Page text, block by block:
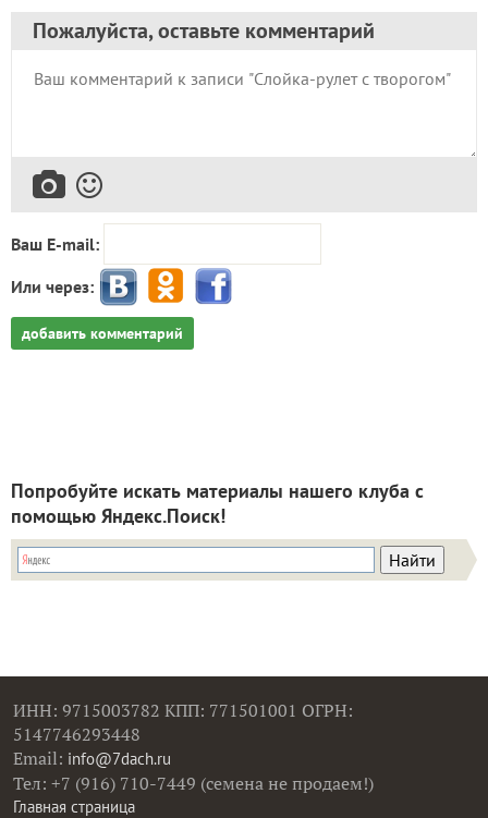
Пожалуйста, оставьте комментарий
Ваш E-mail:
Или через:
добавить комментарий
Попробуйте искать материалы нашего клуба с
помощью Яндекс.Поиск!
ИНН: 9715003782 КПП: 771501001 ОГРН:
5147746293448
Email: info@7dach.ru
Тел: +7 (916) 710-7449 (семена не продаем!)
Главная страница